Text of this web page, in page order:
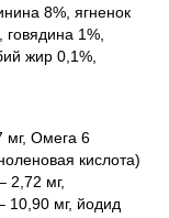
8%, ягненок
1%,
жир 0,1%,
мг, Омега 6
кислота)
2,72 мг,
10,90 мг, йодид